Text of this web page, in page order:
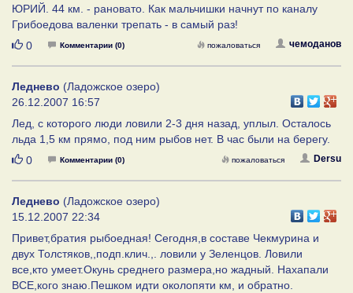
ЮРИЙ. 44 км. - рановато. Как мальчишки начнут по каналу
Грибоедова валенки трепать - в самый раз!
Нравится
0 Комментарии (0) чемоданов
пожаловаться
Леднево (Ладожское озеро)
26.12.2007 16:57
Лед, с которого люди ловили 2-3 дня назад, уплыл. Осталось
льда 1,5 км прямо, под ним рыбов нет. В час были на берегу.
Нравится
0 Комментарии (0) Dersu
пожаловаться
Леднево (Ладожское озеро)
15.12.2007 22:34
Привет,братия рыбоедная! Сегодня,в составе Чекмурина и
двух Толстяков,,подп.клич.,. ловили у Зеленцов. Ловили
все,кто умеет.Окунь среднего размера,но жадный. Нахапали
ВСЕ,кого знаю.Пешком идти околопяти км, и обратно.